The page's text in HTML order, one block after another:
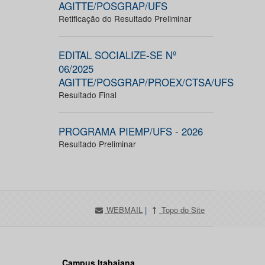
AGITTE/POSGRAP/UFS
Retificação do Resultado Preliminar
EDITAL SOCIALIZE-SE Nº
06/2025
AGITTE/POSGRAP/PROEX/CTSA/UFS
Resultado Final
PROGRAMA PIEMP/UFS - 2026
Resultado Preliminar
WEBMAIL | Topo do Site
Campus Itabaiana